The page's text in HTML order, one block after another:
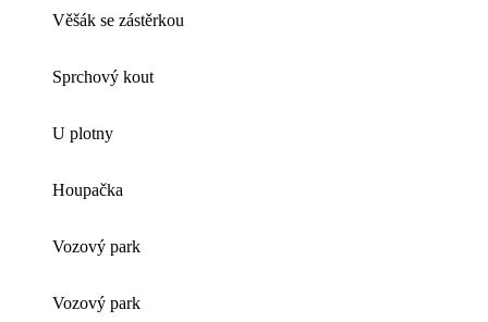
Věšák se zástěrkou
Sprchový kout
U plotny
Houpačka
Vozový park
Vozový park